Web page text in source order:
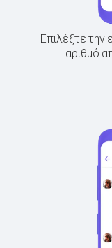
Επιλέξτε την
αριθμό